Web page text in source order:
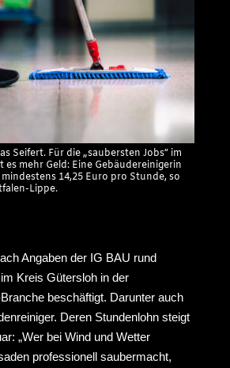
Seifert. Für die „saubersten Jobs“ im
es mehr Geld: Eine Gebäudereinigerin
14,25 Euro pro Stunde, so
Lippe.
Angaben der IG BAU rund
Kreis Gütersloh in der
beschäftigt. Darunter auch
Deren Stundenlohn steigt
„Wer bei Wind und Wetter
professionell saubermacht,